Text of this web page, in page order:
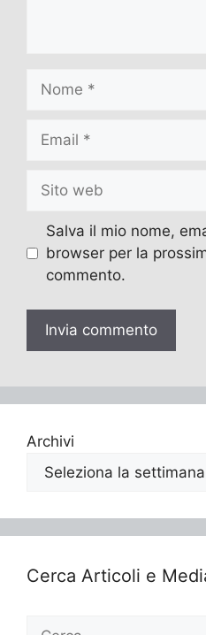
Nome
Email
Sito
web
Salva il mio nome,
browser per la
commento.
Archivi
Cerca Articoli e